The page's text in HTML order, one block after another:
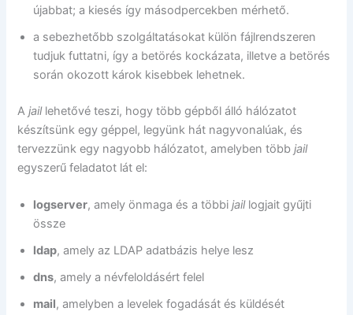
újabbat; a kiesés így másodpercekben mérhető.
a sebezhetőbb szolgáltatásokat külön fájlrendszeren
tudjuk futtatni, így a betörés kockázata, illetve a betörés
során okozott károk kisebbek lehetnek.
Ajaillehetővé teszi, hogy több gépből álló hálózatot
készítsünk egy géppel, legyünk hát nagyvonalúak, és
tervezzünk egy nagyobb hálózatot, amelyben többjail
egyszerű feladatot lát el:
logserver, amely önmaga és a többijaillogjait gyűjti
össze
ldap, amely az LDAP adatbázis helye lesz
dns, amely a névfeloldásért felel
mail, amelyben a levelek fogadását és küldését